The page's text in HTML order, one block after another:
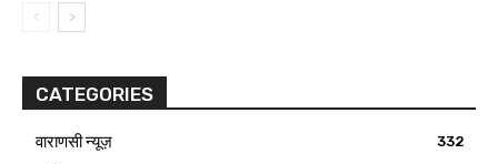
CATEGORIES
वाराणसी न्यूज़ 332